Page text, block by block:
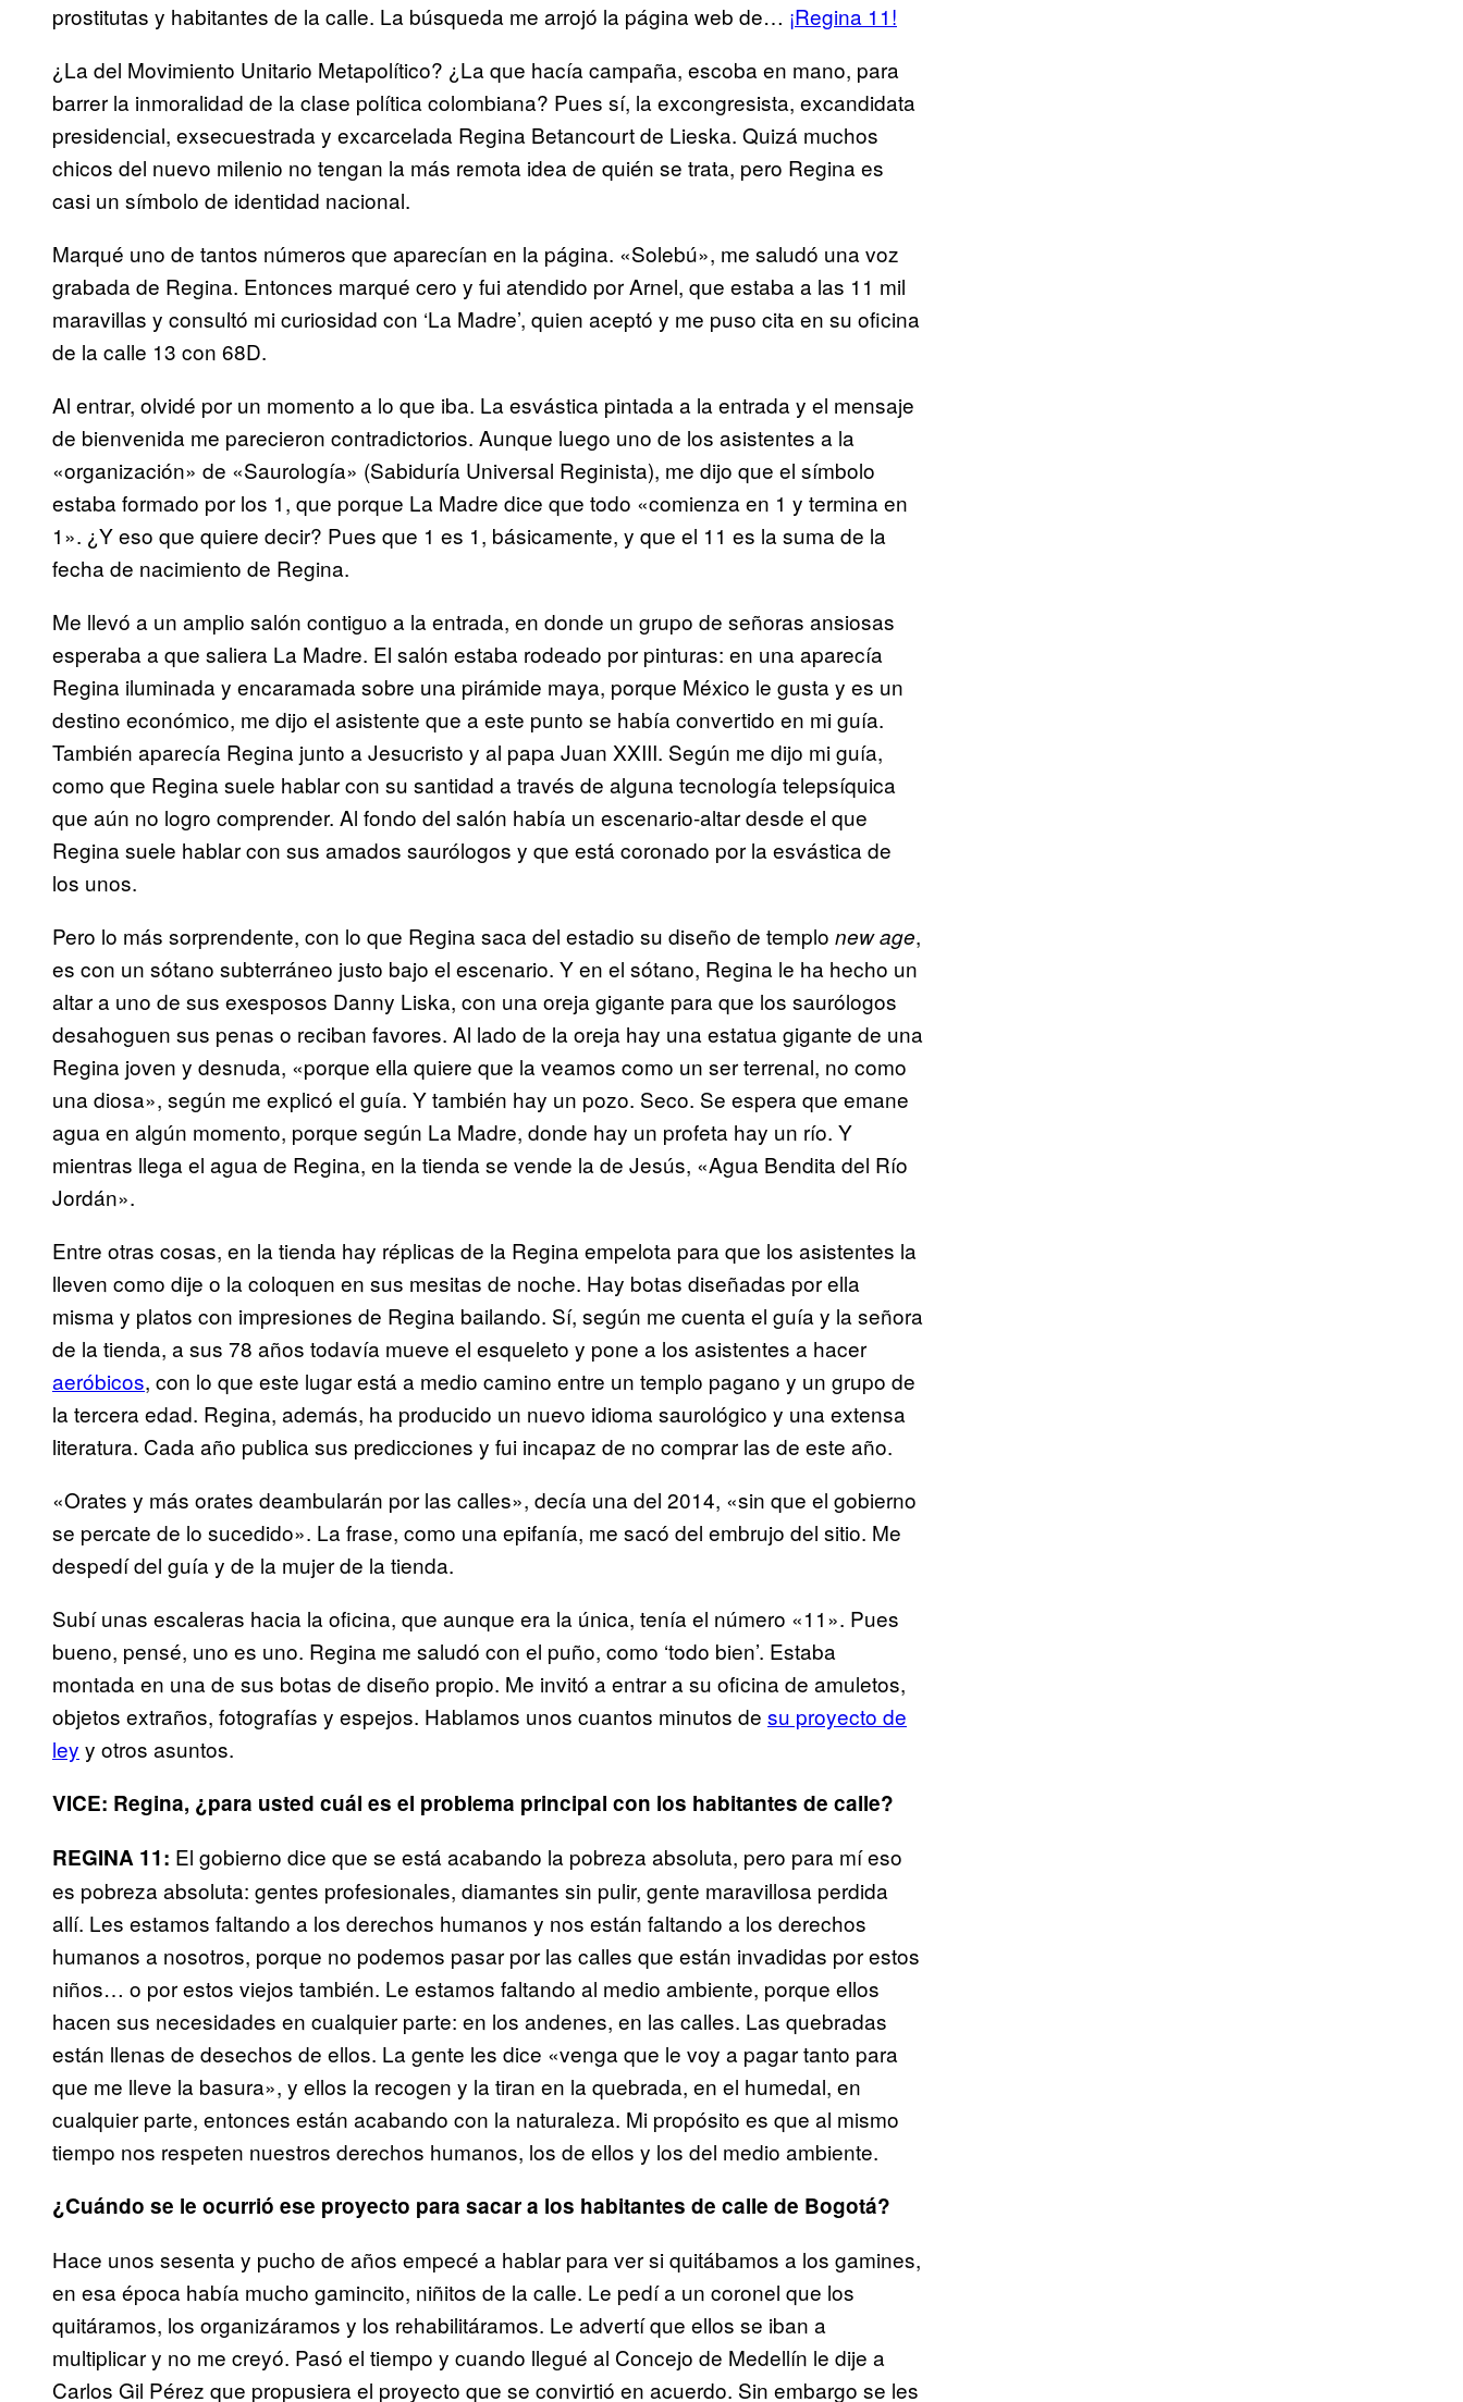
prostitutas y habitantes de la calle. La búsqueda me arrojó la página web de… ¡Regina 11!
¿La del Movimiento Unitario Metapolítico? ¿La que hacía campaña, escoba en mano, para
barrer la inmoralidad de la clase política colombiana? Pues sí, la excongresista, excandidata
presidencial, exsecuestrada y excarcelada Regina Betancourt de Lieska. Quizá muchos
chicos del nuevo milenio no tengan la más remota idea de quién se trata, pero Regina es
casi un símbolo de identidad nacional.
Marqué uno de tantos números que aparecían en la página. «Solebú», me saludó una voz
grabada de Regina. Entonces marqué cero y fui atendido por Arnel, que estaba a las 11 mil
maravillas y consultó mi curiosidad con ‘La Madre’, quien aceptó y me puso cita en su oficina
de la calle 13 con 68D.
Al entrar, olvidé por un momento a lo que iba. La esvástica pintada a la entrada y el mensaje
de bienvenida me parecieron contradictorios. Aunque luego uno de los asistentes a la
«organización» de «Saurología» (Sabiduría Universal Reginista), me dijo que el símbolo
estaba formado por los 1, que porque La Madre dice que todo «comienza en 1 y termina en
1». ¿Y eso que quiere decir? Pues que 1 es 1, básicamente, y que el 11 es la suma de la
fecha de nacimiento de Regina.
Me llevó a un amplio salón contiguo a la entrada, en donde un grupo de señoras ansiosas
esperaba a que saliera La Madre. El salón estaba rodeado por pinturas: en una aparecía
Regina iluminada y encaramada sobre una pirámide maya, porque México le gusta y es un
destino económico, me dijo el asistente que a este punto se había convertido en mi guía.
También aparecía Regina junto a Jesucristo y al papa Juan XXIII. Según me dijo mi guía,
como que Regina suele hablar con su santidad a través de alguna tecnología telepsíquica
que aún no logro comprender. Al fondo del salón había un escenario-altar desde el que
Regina suele hablar con sus amados saurólogos y que está coronado por la esvástica de
los unos.
Pero lo más sorprendente, con lo que Regina saca del estadio su diseño de templo new age,
es con un sótano subterráneo justo bajo el escenario. Y en el sótano, Regina le ha hecho un
altar a uno de sus exesposos Danny Liska, con una oreja gigante para que los saurólogos
desahoguen sus penas o reciban favores. Al lado de la oreja hay una estatua gigante de una
Regina joven y desnuda, «porque ella quiere que la veamos como un ser terrenal, no como
una diosa», según me explicó el guía. Y también hay un pozo. Seco. Se espera que emane
agua en algún momento, porque según La Madre, donde hay un profeta hay un río. Y
mientras llega el agua de Regina, en la tienda se vende la de Jesús, «Agua Bendita del Río
Jordán».
Entre otras cosas, en la tienda hay réplicas de la Regina empelota para que los asistentes la
lleven como dije o la coloquen en sus mesitas de noche. Hay botas diseñadas por ella
misma y platos con impresiones de Regina bailando. Sí, según me cuenta el guía y la señora
de la tienda, a sus 78 años todavía mueve el esqueleto y pone a los asistentes a hacer
aeróbicos, con lo que este lugar está a medio camino entre un templo pagano y un grupo de
la tercera edad. Regina, además, ha producido un nuevo idioma saurológico y una extensa
literatura. Cada año publica sus predicciones y fui incapaz de no comprar las de este año.
«Orates y más orates deambularán por las calles», decía una del 2014, «sin que el gobierno
se percate de lo sucedido». La frase, como una epifanía, me sacó del embrujo del sitio. Me
despedí del guía y de la mujer de la tienda.
Subí unas escaleras hacia la oficina, que aunque era la única, tenía el número «11». Pues
bueno, pensé, uno es uno. Regina me saludó con el puño, como ‘todo bien’. Estaba
montada en una de sus botas de diseño propio. Me invitó a entrar a su oficina de amuletos,
objetos extraños, fotografías y espejos. Hablamos unos cuantos minutos de su proyecto de
ley y otros asuntos.
VICE: Regina, ¿para usted cuál es el problema principal con los habitantes de calle?
REGINA 11: El gobierno dice que se está acabando la pobreza absoluta, pero para mí eso
es pobreza absoluta: gentes profesionales, diamantes sin pulir, gente maravillosa perdida
allí. Les estamos faltando a los derechos humanos y nos están faltando a los derechos
humanos a nosotros, porque no podemos pasar por las calles que están invadidas por estos
niños… o por estos viejos también. Le estamos faltando al medio ambiente, porque ellos
hacen sus necesidades en cualquier parte: en los andenes, en las calles. Las quebradas
están llenas de desechos de ellos. La gente les dice «venga que le voy a pagar tanto para
que me lleve la basura», y ellos la recogen y la tiran en la quebrada, en el humedal, en
cualquier parte, entonces están acabando con la naturaleza. Mi propósito es que al mismo
tiempo nos respeten nuestros derechos humanos, los de ellos y los del medio ambiente.
¿Cuándo se le ocurrió ese proyecto para sacar a los habitantes de calle de Bogotá?
Hace unos sesenta y pucho de años empecé a hablar para ver si quitábamos a los gamines,
en esa época había mucho gamincito, niñitos de la calle. Le pedí a un coronel que los
quitáramos, los organizáramos y los rehabilitáramos. Le advertí que ellos se iban a
multiplicar y no me creyó. Pasó el tiempo y cuando llegué al Concejo de Medellín le dije a
Carlos Gil Pérez que propusiera el proyecto que se convirtió en acuerdo. Sin embargo se les